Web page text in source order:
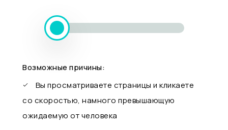
Возможные причины:
Вы просматриваете страницы и кликаете
со скоростью, намного превышающую
ожидаемую от человека